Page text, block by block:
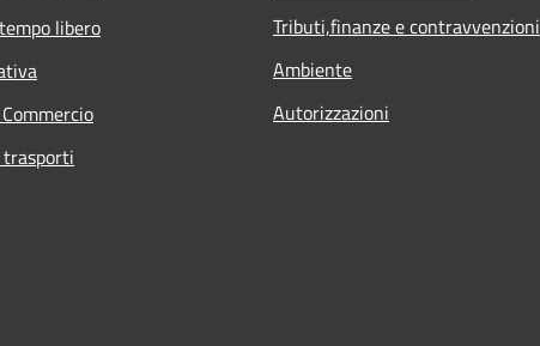
libero
Tributi,finanze e contravvenzioni
Ambiente
Autorizzazioni